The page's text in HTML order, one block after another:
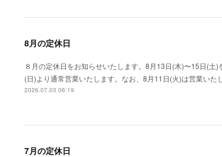
8月の定休日
８月の定休日をお知らせいたします。8月13日(木)〜15日(土
(日)より通常営業いたします。なお、8月11日(火)は営業い
2026.07.03 06:19
7月の定休日